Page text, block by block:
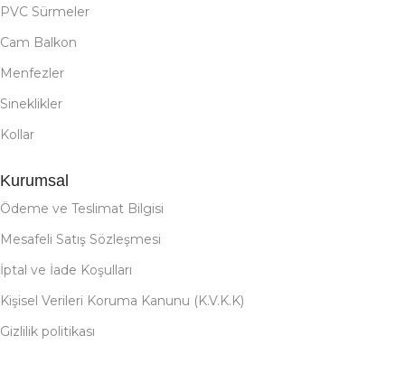
PVC Sürmeler
Cam Balkon
Menfezler
Sineklikler
Kollar
Kurumsal
Ödeme ve Teslimat Bilgisi
Mesafeli Satış Sözleşmesi
İptal ve İade Koşulları
Kişisel Verileri Koruma Kanunu (K.V.K.K)
Gizlilik politikası